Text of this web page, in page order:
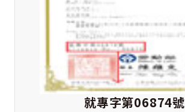
就專字第06874號